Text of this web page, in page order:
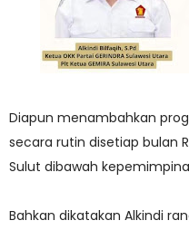
Diapun menambahkan
secara rutin disetiap bulan
Sulut dibawah
Bahkan dikatakan Alkindi